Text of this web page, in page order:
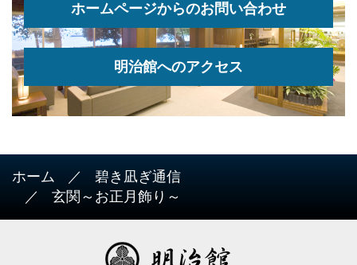
ホームページからのお問い合わせ
明治館へのアクセス
ホーム
碧き凪ぎ通信
玄関～お正月飾り～